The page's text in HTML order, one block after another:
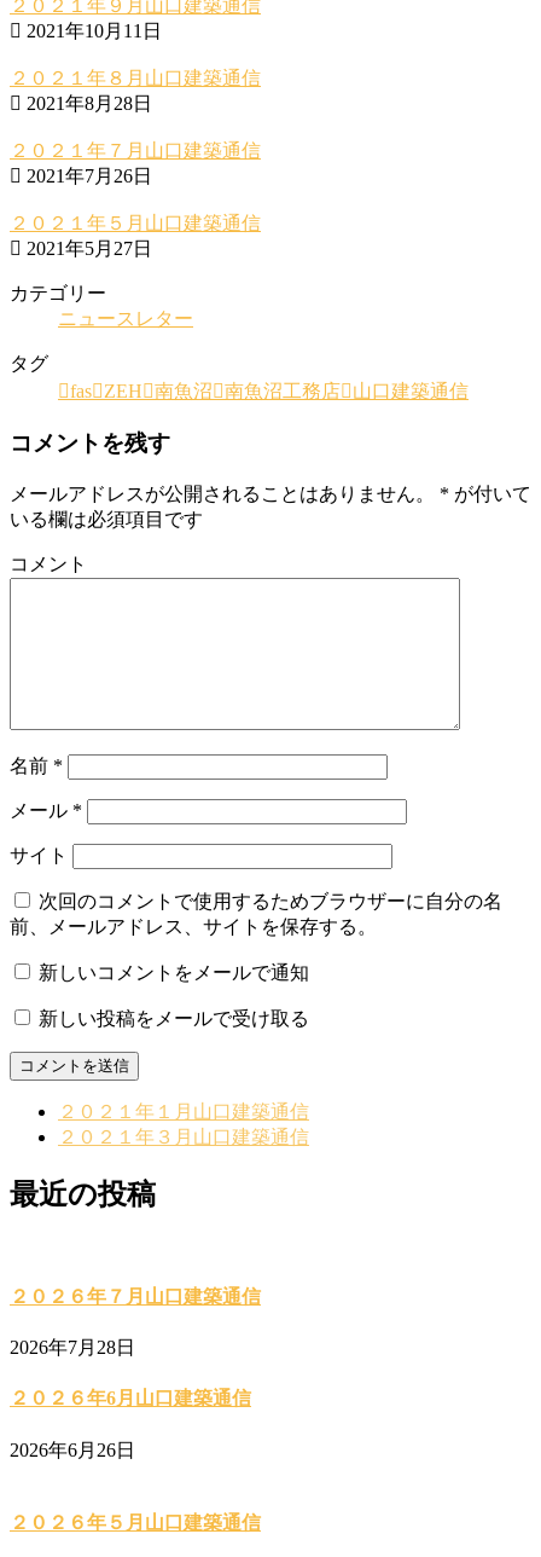
２０２１年９月山口建築通信
2021年10月11日
２０２１年８月山口建築通信
2021年8月28日
２０２１年７月山口建築通信
2021年7月26日
２０２１年５月山口建築通信
2021年5月27日
カテゴリー
ニュースレター
タグ
fas
ZEH 南魚沼 南魚沼工務店 山口建築通信
コメントを残す
メールアドレスが公開されることはありません。 * が付いて
いる欄は必須項目です
コメント
名前 *
メール *
サイト
次回のコメントで使用するためブラウザーに自分の名
前、メールアドレス、サイトを保存する。
新しいコメントをメールで通知
新しい投稿をメールで受け取る
２０２１年１月山口建築通信
２０２１年３月山口建築通信
最近の投稿
２０２６年７月山口建築通信
2026年7月28日
２０２６年6月山口建築通信
2026年6月26日
２０２６年５月山口建築通信